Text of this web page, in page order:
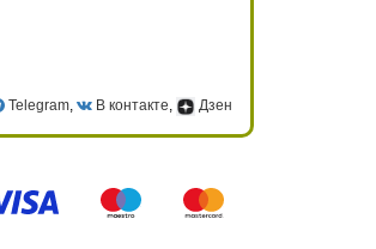
Telegram, В контакте, Дзен